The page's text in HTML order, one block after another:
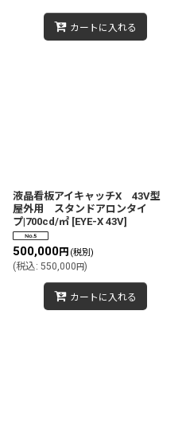
カートに入れる
液晶看板アイキャッチX 43V型
屋外用 スタンドアロンタイ
プ|700cd/㎡ [EYE-X 43V]
500,000円 (税別)
(税込: 550,000 円)
カートに入れる